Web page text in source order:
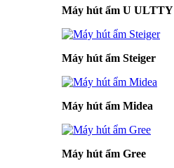
Máy hút ẩm U ULTTY
Máy hút ẩm Steiger
Máy hút ẩm Midea
Máy hút ẩm Gree